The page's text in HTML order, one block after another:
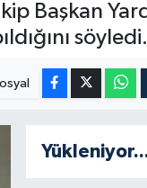
Başkan
söyledi.